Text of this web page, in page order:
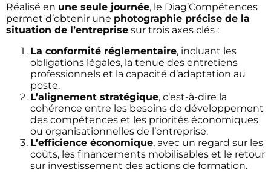
Réalisé en une seule journée, le Diag’Compétences
permet d’obtenir une photographie précise de la
situation de l’entreprise sur trois axes clés :
La conformité réglementaire, incluant les
obligations légales, la tenue des entretiens
professionnels et la capacité d’adaptation au
poste.
L’alignement stratégique, c’est-à-dire la
cohérence entre les besoins de développement
des compétences et les priorités économiques
ou organisationnelles de l’entreprise.
L’efficience économique, avec un regard sur les
coûts, les financements mobilisables et le retour
sur investissement des actions de formation.